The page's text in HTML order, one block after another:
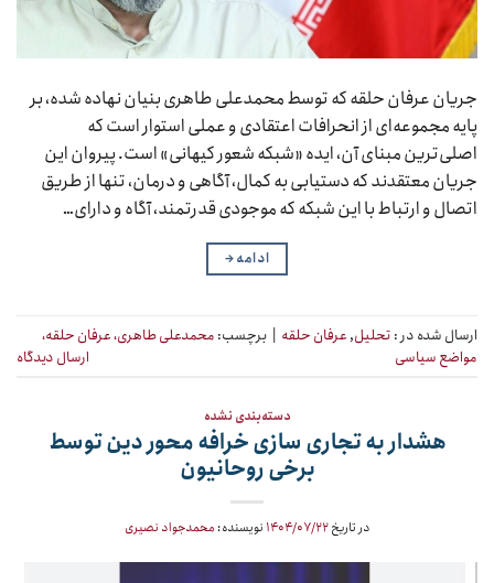
جریان عرفان حلقه که توسط محمدعلی طاهری بنیان نهاده شده، بر
پایه مجموعه‌ای از انحرافات اعتقادی و عملی استوار است که
اصلی‌ترین مبنای آن، ایده «شبکه شعور کیهانی» است. پیروان این
جریان معتقدند که دستیابی به کمال، آگاهی و درمان، تنها از طریق
اتصال و ارتباط با این شبکه که موجودی قدرتمند، آگاه و دارای…
ادامه→
ارسال شده در : تحلیل, عرفان حلقه | برچسب: محمدعلی طاهری، عرفان حلقه،
مواضع سیاسی
ارسال دیدگاه
دسته‌بندی نشده
هشدار به تجاری سازی خرافه محور دین توسط
برخی روحانیون
در تاریخ۱۴۰۴/۰۷/۲۲ نویسنده: محمدجواد نصیری